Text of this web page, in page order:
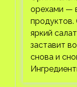
орехами —
продуктов.
яркий
заставит
снова и